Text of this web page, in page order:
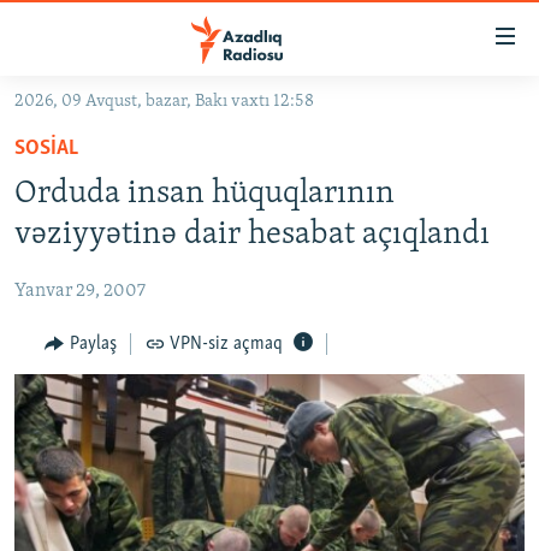
Əsas
qayıt
Əsas
naviqasiyaya
qayıt
GÜNDƏM
#İZAHLA
#ƏSLINDƏ
FƏRQƏ BAX
QANUNI DOĞRU
ARAŞDIRMA
MULTIMEDIA
VIDEO
FOTOQALEREYA
RADIO ARXIV
OXU ZALI
HAQQIMIZDA
2026, 09 Avqust, bazar, Bakı vaxtı 12:58
SOSIAL
Orduda insan hüquqlarının
vəziyyətinə dair hesabat açıqlandı
Yanvar 29, 2007
Paylaş VPN-siz açmaq